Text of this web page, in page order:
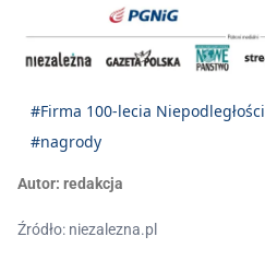
#Firma 100-lecia Niepodległości
#nagrody
Autor: redakcja
Źródło: niezalezna.pl